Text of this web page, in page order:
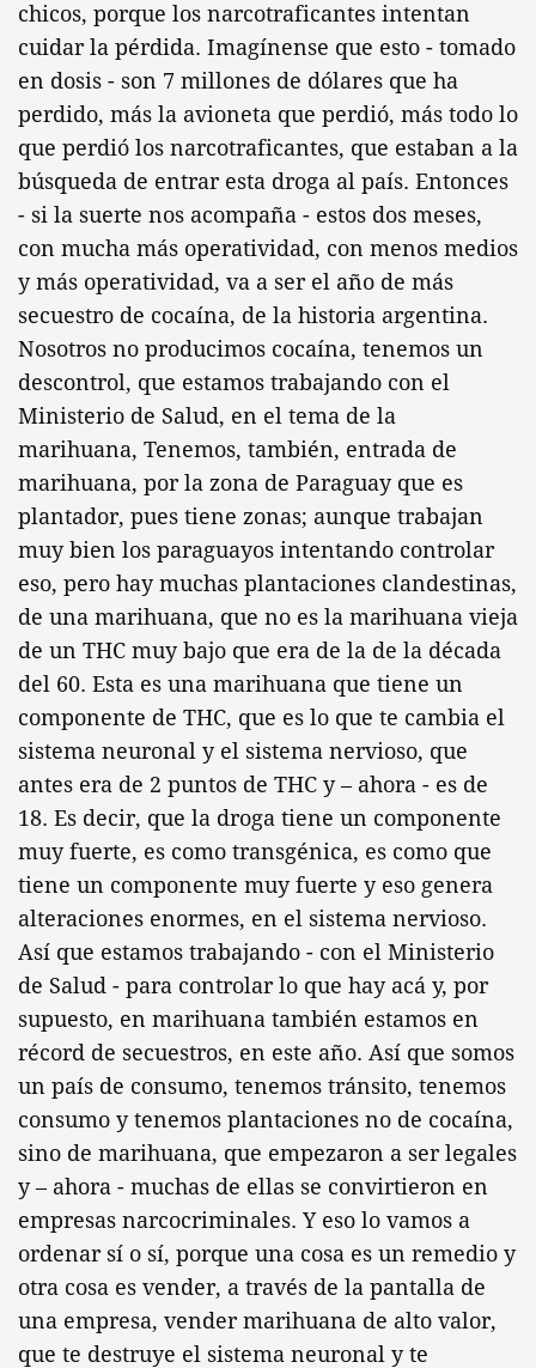
chicos, porque los narcotraficantes intentan
cuidar la pérdida. Imagínense que esto - tomado
en dosis - son 7 millones de dólares que ha
perdido, más la avioneta que perdió, más todo lo
que perdió los narcotraficantes, que estaban a la
búsqueda de entrar esta droga al país. Entonces
- si la suerte nos acompaña - estos dos meses,
con mucha más operatividad, con menos medios
y más operatividad, va a ser el año de más
secuestro de cocaína, de la historia argentina.
Nosotros no producimos cocaína, tenemos un
descontrol, que estamos trabajando con el
Ministerio de Salud, en el tema de la
marihuana, Tenemos, también, entrada de
marihuana, por la zona de Paraguay que es
plantador, pues tiene zonas; aunque trabajan
muy bien los paraguayos intentando controlar
eso, pero hay muchas plantaciones clandestinas,
de una marihuana, que no es la marihuana vieja
de un THC muy bajo que era de la de la década
del 60. Esta es una marihuana que tiene un
componente de THC, que es lo que te cambia el
sistema neuronal y el sistema nervioso, que
antes era de 2 puntos de THC y – ahora - es de
18. Es decir, que la droga tiene un componente
muy fuerte, es como transgénica, es como que
tiene un componente muy fuerte y eso genera
alteraciones enormes, en el sistema nervioso.
Así que estamos trabajando - con el Ministerio
de Salud - para controlar lo que hay acá y, por
supuesto, en marihuana también estamos en
récord de secuestros, en este año. Así que somos
un país de consumo, tenemos tránsito, tenemos
consumo y tenemos plantaciones no de cocaína,
sino de marihuana, que empezaron a ser legales
y – ahora - muchas de ellas se convirtieron en
empresas narcocriminales. Y eso lo vamos a
ordenar sí o sí, porque una cosa es un remedio y
otra cosa es vender, a través de la pantalla de
una empresa, vender marihuana de alto valor,
que te destruye el sistema neuronal y te